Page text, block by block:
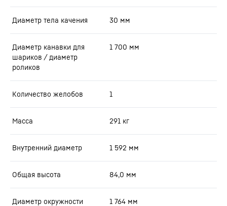
Диаметр тела качения 30 мм
Диаметр канавки для
шариков / диаметр
роликов
1 700 мм
Количество желобов 1
Масса 291 кг
Внутренний диаметр 1 592 мм
Общая высота 84,0 мм
Диаметр окружности
1 764 мм